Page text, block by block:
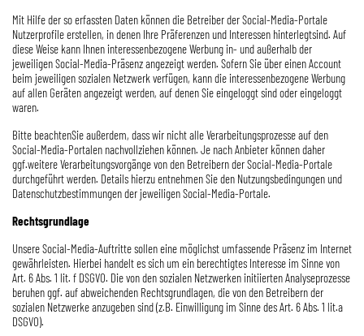
Mit Hilfe der so erfassten Daten können die Betreiber der Social-Media-Portale
Nutzerprofile erstellen, in denen Ihre Präferenzen und Interessen hinterlegtsind. Auf
diese Weise kann Ihnen interessenbezogene Werbung in- und außerhalb der
jeweiligen Social-Media-Präsenz angezeigt werden. Sofern Sie über einen Account
beim jeweiligen sozialen Netzwerk verfügen, kann die interessenbezogene Werbung
auf allen Geräten angezeigt werden, auf denen Sie eingeloggt sind oder eingeloggt
waren.
Bitte beachtenSie außerdem, dass wir nicht alle Verarbeitungsprozesse auf den
Social-Media-Portalen nachvollziehen können. Je nach Anbieter können daher
ggf.weitere Verarbeitungsvorgänge von den Betreibern der Social-Media-Portale
durchgeführt werden. Details hierzu entnehmen Sie den Nutzungsbedingungen und
Datenschutzbestimmungen der jeweiligen Social-Media-Portale.
Rechtsgrundlage
Unsere Social-Media-Auftritte sollen eine möglichst umfassende Präsenz im Internet
gewährleisten. Hierbei handelt es sich um ein berechtigtes Interesse im Sinne von
Art. 6 Abs. 1 lit. f DSGVO. Die von den sozialen Netzwerken initiierten Analyseprozesse
beruhen ggf. auf abweichenden Rechtsgrundlagen, die von den Betreibern der
sozialen Netzwerke anzugeben sind (z.B. Einwilligung im Sinne des Art. 6 Abs. 1 lit.a
DSGVO).